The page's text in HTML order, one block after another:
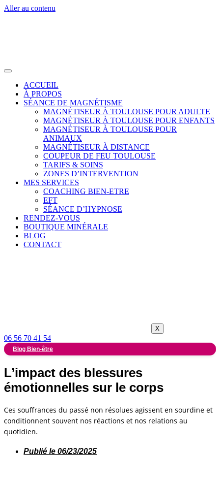
Aller au contenu
ACCUEIL
À PROPOS
SÉANCE DE MAGNÉTISME
MAGNÉTISEUR À TOULOUSE POUR ADULTE
MAGNÉTISEUR À TOULOUSE POUR ENFANTS
MAGNÉTISEUR À TOULOUSE POUR
ANIMAUX
MAGNÉTISEUR À DISTANCE
COUPEUR DE FEU TOULOUSE
TARIFS & SOINS
ZONES D’INTERVENTION
MES SERVICES
COACHING BIEN-ETRE
EFT
SÉANCE D’HYPNOSE
RENDEZ-VOUS
BOUTIQUE MINÉRALE
BLOG
CONTACT
X
06 56 70 41 54
Blog Bien-être
L’impact des blessures
émotionnelles sur le corps
Ces souffrances du passé non résolues agissent en sourdine et
conditionnent souvent nos réactions et nos relations au
quotidien.
Publié le 06/23/2025